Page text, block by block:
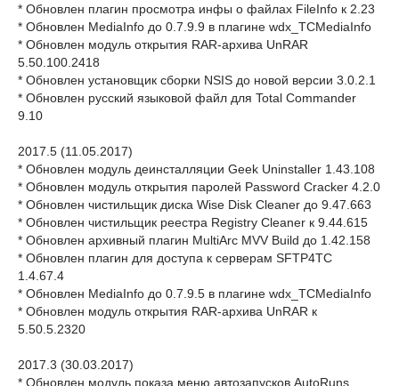
* Обновлен плагин просмотра инфы о файлах FileInfo к 2.23
* Обновлен MediaInfo до 0.7.9.9 в плагине wdx_TCMediaInfo
* Обновлен модуль открытия RAR-архива UnRAR
5.50.100.2418
* Обновлен установщик сборки NSIS до новой версии 3.0.2.1
* Обновлен русский языковой файл для Total Commander
9.10
2017.5 (11.05.2017)
* Обновлен модуль деинсталляции Geek Uninstaller 1.43.108
* Обновлен модуль открытия паролей Password Cracker 4.2.0
* Обновлен чистильщик диска Wise Disk Cleaner до 9.47.663
* Обновлен чистильщик реестра Registry Cleaner к 9.44.615
* Обновлен архивный плагин MultiArc MVV Build до 1.42.158
* Обновлен плагин для доступа к серверам SFTP4TC
1.4.67.4
* Обновлен MediaInfo до 0.7.9.5 в плагине wdx_TCMediaInfo
* Обновлен модуль открытия RAR-архива UnRAR к
5.50.5.2320
2017.3 (30.03.2017)
* Обновлен модуль показа меню автозапусков AutoRuns